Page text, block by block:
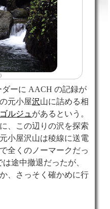
ダーに AACH の記録が
元小屋沢山に詰める相
ゴルジュ があるという。
、この辺りの沢を探索
小屋沢山は稜線に送電
全くのノーマークだっ
途中撤退だったが、
、さっそく確かめに行